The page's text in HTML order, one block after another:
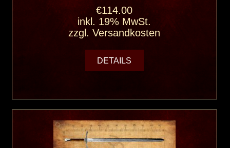
€114.00
inkl. 19% MwSt.
zzgl.Versandkosten
DETAILS